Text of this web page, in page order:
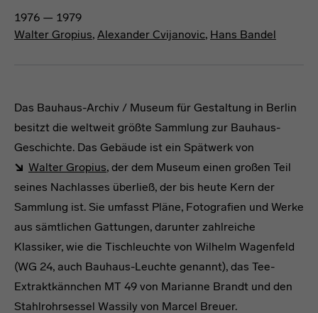
1976 — 1979
Walter Gropius, Alexander Cvijanovic, Hans Bandel
Das Bauhaus-Archiv / Museum für Gestaltung in Berlin
besitzt die weltweit größte Sammlung zur Bauhaus-
Geschichte. Das Gebäude ist ein Spätwerk von
Walter Gropius, der dem Museum einen großen Teil
seines Nachlasses überließ, der bis heute Kern der
Sammlung ist. Sie umfasst Pläne, Fotografien und Werke
aus sämtlichen Gattungen, darunter zahlreiche
Klassiker, wie die Tischleuchte von Wilhelm Wagenfeld
(WG 24, auch Bauhaus-Leuchte genannt), das Tee-
Extraktkännchen MT 49 von Marianne Brandt und den
Stahlrohrsessel Wassily von Marcel Breuer.